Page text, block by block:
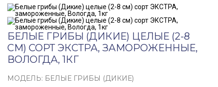
БЕЛЫЕ ГРИБЫ (ДИКИЕ) ЦЕЛЫЕ (2-8
СМ) СОРТ ЭКСТРА, ЗАМОРОЖЕННЫЕ,
ВОЛОГДА, 1КГ
МОДЕЛЬ: БЕЛЫЕ ГРИБЫ (ДИКИЕ)